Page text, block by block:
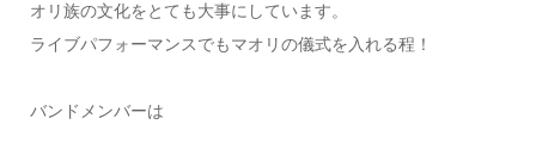
オリ族の文化をとても大事にしています。
ライブパフォーマンスでもマオリの儀式を入れる程！
バンドメンバーは